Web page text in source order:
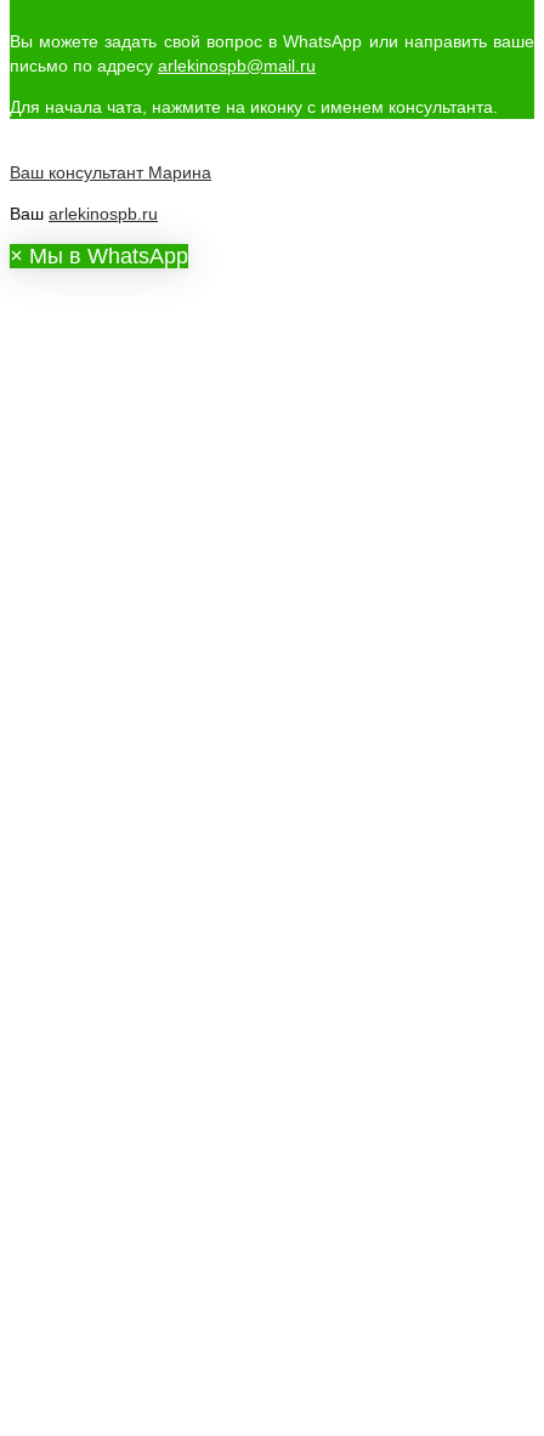
Вы можете задать свой вопрос в WhatsApp или направить ваше
письмо по адресу arlekinospb@mail.ru
Для начала чата, нажмите на иконку с именем консультанта.
Ваш консультант Марина
Ваш arlekinospb.ru
× Мы в WhatsApp